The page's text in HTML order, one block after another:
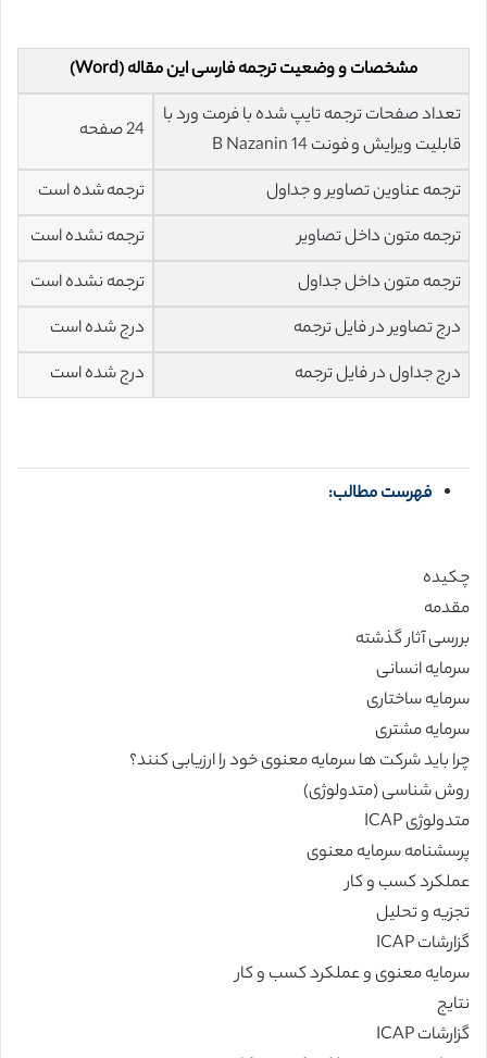
مشخصات و وضعیت ترجمه فارسی این مقاله (Word)
تعداد صفحات ترجمه تایپ شده با فرمت ورد با
قابلیت ویرایش و فونت 14 B Nazanin
24 صفحه
ترجمه عناوین تصاویر و جداول
ترجمه شده است
ترجمه متون داخل تصاویر
ترجمه نشده است
ترجمه متون داخل جداول
ترجمه نشده است
درج تصاویر در فایل ترجمه
درج شده است
درج جداول در فایل ترجمه
درج شده است
فهرست مطالب:
چکیده
مقدمه
بررسی آثار گذشته
سرمایه انسانی
سرمایه ساختاری
سرمایه مشتری
چرا باید شرکت ها سرمایه معنوی خود را ارزیابی کنند؟
روش شناسی (متدولوژی)
متدولوژی ICAP
پرسشنامه سرمایه معنوی
عملکرد کسب و کار
تجزیه و تحلیل
گزارشات ICAP
سرمایه معنوی و عملکرد کسب و کار
نتایج
گزارشات ICAP